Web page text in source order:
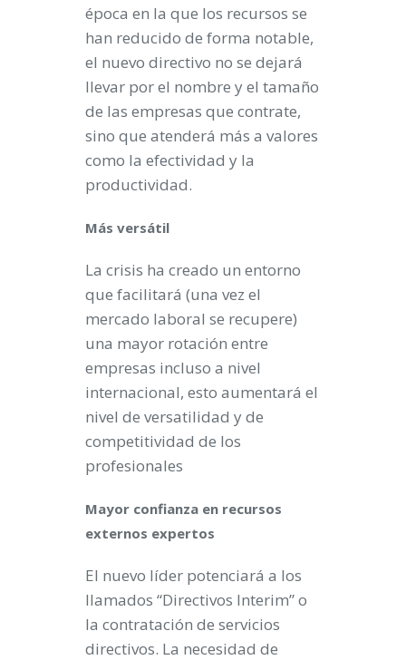
época en la que los recursos se
han reducido de forma notable,
el nuevo directivo no se dejará
llevar por el nombre y el tamaño
de las empresas que contrate,
sino que atenderá más a valores
como la efectividad y la
productividad.
Más versátil
La crisis ha creado un entorno
que facilitará (una vez el
mercado laboral se recupere)
una mayor rotación entre
empresas incluso a nivel
internacional, esto aumentará el
nivel de versatilidad y de
competitividad de los
profesionales
Mayor confianza en recursos
externos expertos
El nuevo líder potenciará a los
llamados “Directivos Interim” o
la contratación de servicios
directivos. La necesidad de